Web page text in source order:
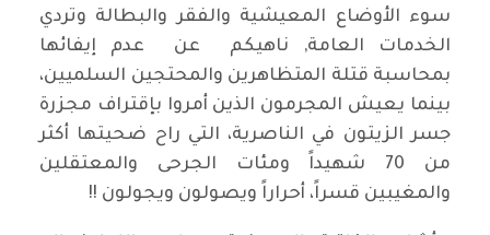
سوء الأوضاع المعيشية والفقر والبطالة وتردي
الخدمات العامة, ناهيكم عن عدم إيفائها
بمحاسبة قتلة المتظاهرين والمحتجين السلميين،
بينما يعيش المجرمون الذين أمروا بإقتراف مجزرة
جسر الزيتون في الناصرية، التي راح ضحيتها أكثر
من 70 شهيداً ومئات الجرحى والمعتقلين
والمغيبين قسراً، أحراراً ويصولون ويجولون !!